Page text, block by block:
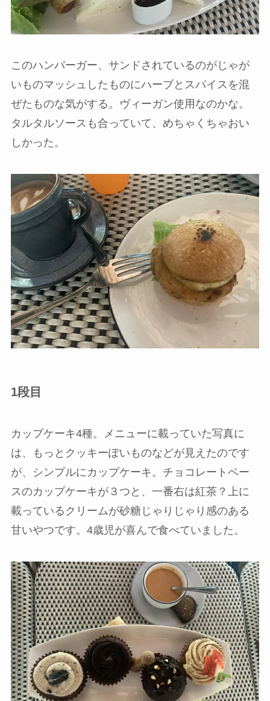
このハンバーガー、サンドされているのがじゃが
いものマッシュしたものにハーブとスパイスを混
ぜたものな気がする。ヴィーガン使用なのかな。
タルタルソースも合っていて、めちゃくちゃおい
しかった。
1段目
カップケーキ4種。メニューに載っていた写真に
は、もっとクッキーぽいものなどが見えたのです
が、シンプルにカップケーキ。チョコレートベー
スのカップケーキが３つと、一番右は紅茶？上に
載っているクリームが砂糖じゃりじゃり感のある
甘いやつです。4歳児が喜んで食べていました。